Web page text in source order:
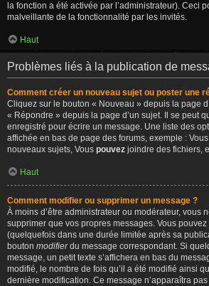
la fonction a été activée par l’administrateur). Ceci
malveillante de la fonctionnalité par les invités.
Haut
Problèmes liés à la publication de
Comment créer un nouveau sujet ou poster une
Cliquez sur le bouton « Nouveau » depuis la page
« Répondre » depuis la page d’un sujet. Il se peut
enregistré pour écrire un message. Une liste des
affichée en bas de page des forums, exemple : Vous
nouveaux sujets, Vous pouvez joindre des fichiers,
Haut
Comment modifier ou supprimer un message ?
À moins d’être administrateur ou modérateur, vous
supprimer que vos propres messages. Vous
(quelquefois dans une durée limitée après sa
bouton modifierdu message correspondant. Si
message, un petit texte s’affichera en bas du
modifié, le nombre de fois qu’il a été modifié ainsi
dernière modification. Ce message n’apparaîtra